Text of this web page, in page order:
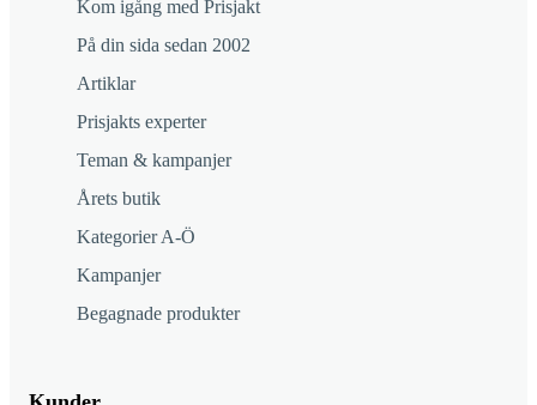
Kom igång med Prisjakt
På din sida sedan 2002
Artiklar
Prisjakts experter
Teman & kampanjer
Årets butik
Kategorier A-Ö
Kampanjer
Begagnade produkter